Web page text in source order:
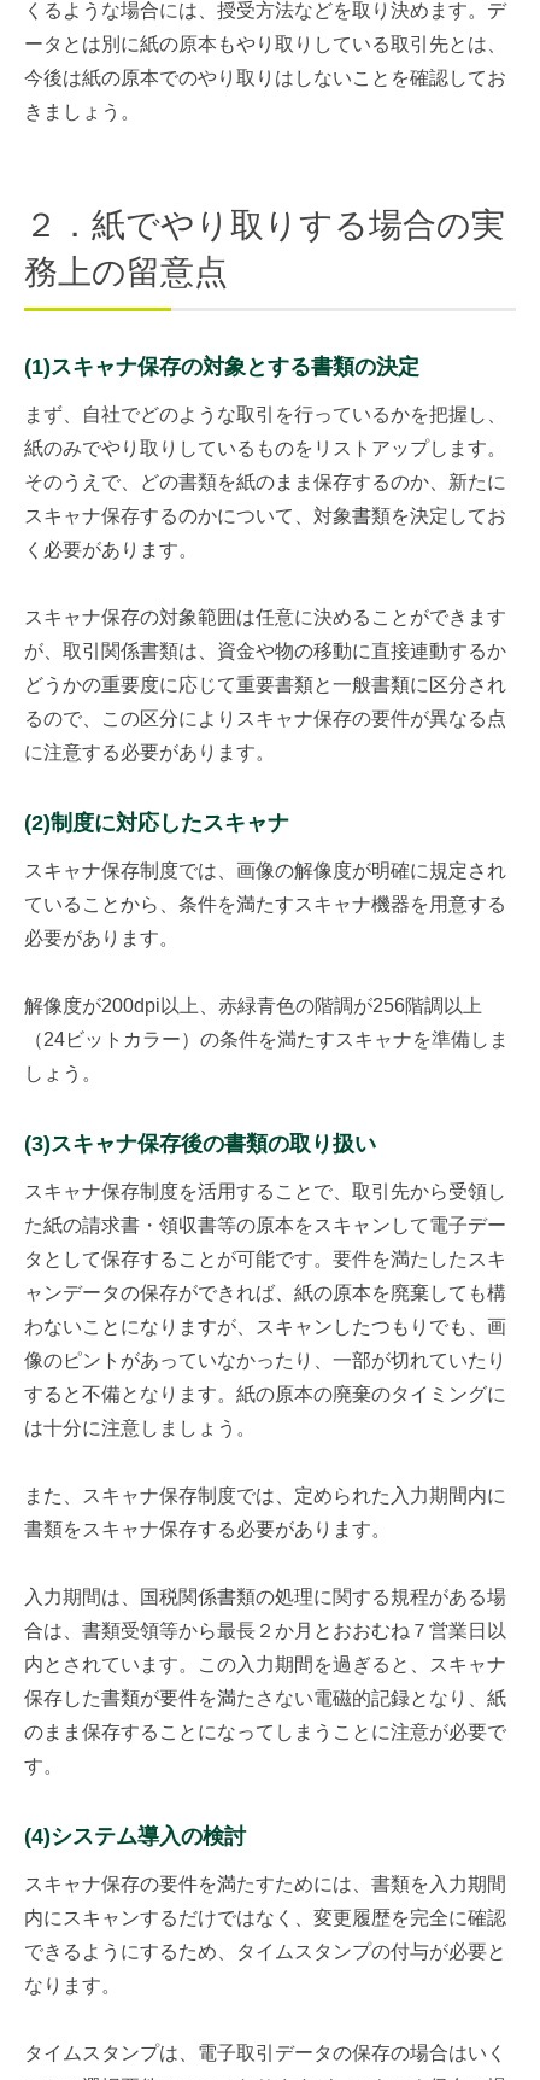
くるような場合には、授受方法などを取り決めます。デ
ータとは別に紙の原本もやり取りしている取引先とは、
今後は紙の原本でのやり取りはしないことを確認してお
きましょう。
２．紙でやり取りする場合の実
務上の留意点
(1)スキャナ保存の対象とする書類の決定
まず、自社でどのような取引を行っているかを把握し、
紙のみでやり取りしているものをリストアップします。
そのうえで、どの書類を紙のまま保存するのか、新たに
スキャナ保存するのかについて、対象書類を決定してお
く必要があります。
スキャナ保存の対象範囲は任意に決めることができます
が、取引関係書類は、資金や物の移動に直接連動するか
どうかの重要度に応じて重要書類と一般書類に区分され
るので、この区分によりスキャナ保存の要件が異なる点
に注意する必要があります。
(2)制度に対応したスキャナ
スキャナ保存制度では、画像の解像度が明確に規定され
ていることから、条件を満たすスキャナ機器を用意する
必要があります。
解像度が200dpi以上、赤緑青色の階調が256階調以上
（24ビットカラー）の条件を満たすスキャナを準備しま
しょう。
(3)スキャナ保存後の書類の取り扱い
スキャナ保存制度を活用することで、取引先から受領し
た紙の請求書・領収書等の原本をスキャンして電子デー
タとして保存することが可能です。要件を満たしたスキ
ャンデータの保存ができれば、紙の原本を廃棄しても構
わないことになりますが、スキャンしたつもりでも、画
像のピントがあっていなかったり、一部が切れていたり
すると不備となります。紙の原本の廃棄のタイミングに
は十分に注意しましょう。
また、スキャナ保存制度では、定められた入力期間内に
書類をスキャナ保存する必要があります。
入力期間は、国税関係書類の処理に関する規程がある場
合は、書類受領等から最長２か月とおおむね７営業日以
内とされています。この入力期間を過ぎると、スキャナ
保存した書類が要件を満たさない電磁的記録となり、紙
のまま保存することになってしまうことに注意が必要で
す。
(4)システム導入の検討
スキャナ保存の要件を満たすためには、書類を入力期間
内にスキャンするだけではなく、変更履歴を完全に確認
できるようにするため、タイムスタンプの付与が必要と
なります。
タイムスタンプは、電子取引データの保存の場合はいく